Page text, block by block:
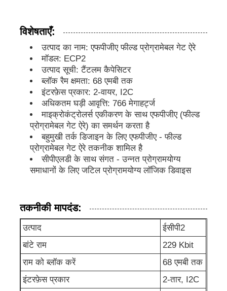
मामले
एफपीजीए फील्ड प्रोग्राम करने योग्य गेट सरणी
एमसीयू माइक्रोकंट्रोलर यूनिट
चिप पर एसओसी प्रणाली
MPU IC
इन्फ्रारेड थर्मल डिटेक्टर
डीएसपी आईसी चिप
DRAM मेमोरी चिप
विशेषताएँ:
उत्पाद का नाम: एफपीजीए फील्ड प्रोग्रामेबल गेट ऐरे
मॉडल: ECP2
उत्पाद सूची: टैंटलम कैपेसिटर
ब्लॉक रैम क्षमता: 68 एमबी तक
इंटरफ़ेस प्रकार: 2-वायर, I2C
अधिकतम घड़ी आवृत्ति: 766 मेगाहर्ट्ज
माइक्रोकंट्रोलर्स एकीकरण के साथ एफपीजीए (फील्ड
प्रोग्रामेबल गेट ऐरे) का समर्थन करता है
बहुमुखी तर्क डिजाइन के लिए एफपीजीए - फील्ड
प्रोग्रामेबल गेट ऐरे तकनीक शामिल है
सीपीएलडी के साथ संगत - उन्नत प्रोग्रामयोग्य
समाधानों के लिए जटिल प्रोग्रामयोग्य लॉजिक डिवाइस
तकनीकी मापदंड:
उत्पाद
ईसीपी2
बांटे राम
229 Kbit
राम को ब्लॉक करें
68 एमबी तक
इंटरफ़ेस प्रकार
2-तार, I2C